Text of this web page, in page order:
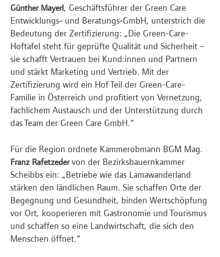
Günther Mayerl, Geschäftsführer der Green Care
Entwicklungs‑ und Beratungs‑GmbH, unterstrich die
Bedeutung der Zertifizierung: „Die Green-Care-
Hoftafel steht für geprüfte Qualität und Sicherheit –
sie schafft Vertrauen bei Kund:innen und Partnern
und stärkt Marketing und Vertrieb. Mit der
Zertifizierung wird ein Hof Teil der Green-Care-
Familie in Österreich und profitiert von Vernetzung,
fachlichem Austausch und der Unterstützung durch
das Team der Green Care GmbH.“
Für die Region ordnete Kammerobmann BGM Mag.
Franz Rafetzedervon der Bezirksbauernkammer
Scheibbs ein: „Betriebe wie das Lamawanderland
stärken den ländlichen Raum. Sie schaffen Orte der
Begegnung und Gesundheit, binden Wertschöpfung
vor Ort, kooperieren mit Gastronomie und Tourismus
und schaffen so eine Landwirtschaft, die sich den
Menschen öffnet.“